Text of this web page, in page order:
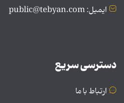
ایمیل: public@tebyan.com
دسترسی سریع
ارتباط با ما